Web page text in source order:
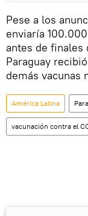
Pese a los
enviaría
antes de finales
Paraguay
demás vacunas
América Latina
vacunación contra el